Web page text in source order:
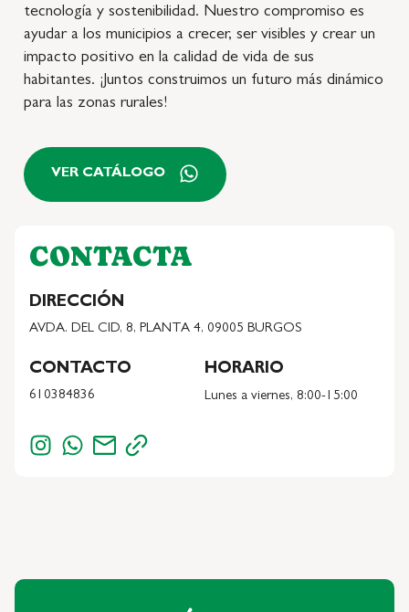
tecnología y sostenibilidad. Nuestro compromiso es
ayudar a los municipios a crecer, ser visibles y crear un
impacto positivo en la calidad de vida de sus
habitantes. ¡Juntos construimos un futuro más dinámico
para las zonas rurales!
VER CATÁLOGO
CONTACTA
DIRECCIÓN
AVDA. DEL CID, 8, PLANTA 4, 09005 BURGOS
CONTACTO
610384836
HORARIO
Lunes a viernes, 8:00-15:00